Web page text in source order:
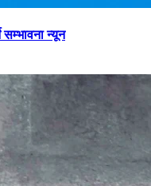
सम्भावना न्यून